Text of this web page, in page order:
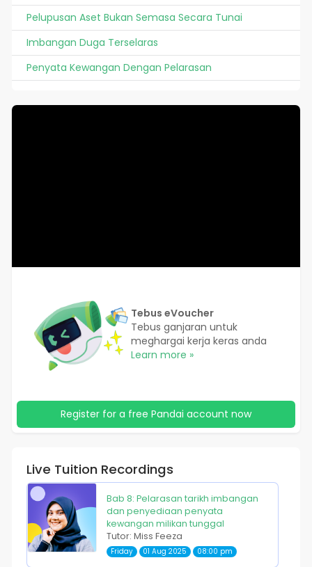
Pelupusan Aset Bukan Semasa Secara Tunai
Imbangan Duga Terselaras
Penyata Kewangan Dengan Pelarasan
Tebus eVoucher
Tebus ganjaran untuk
meghargai kerja keras anda
Learn more »
Register for a free Pandai account now
Live Tuition Recordings
Bab 8: Pelarasan tarikh imbangan
dan penyediaan penyata
kewangan milikan tunggal
Tutor: Miss Feeza
Friday 01 Aug 2025 08:00 pm